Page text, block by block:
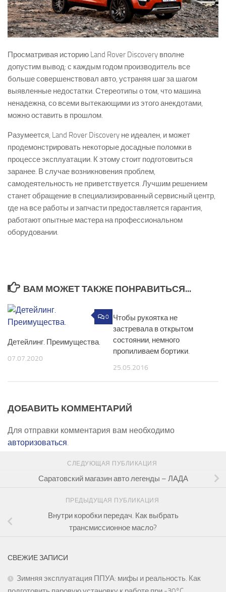
Просматривая историю Land Rover Discovery вполне
допустим вывод: с каждым годом производитель все
больше совершенствовал авто, устраняя шаг за шагом
выявленные недостатки. Стереотипы о том, что машина
ненадежна, со всеми вытекающими из этого анекдотами,
можно оставить в прошлом.
Разумеется, Land Rover Discovery не идеален, и может
продемонстрировать некоторые досадные поломки в
процессе эксплуатации. К этому стоит подготовиться
заранее. В случае возникновения проблем,
самодеятельность не приветствуется. Лучшим решением
станет обращение в специализированный сервисный центр,
где на все работы и запчасти предоставляется гарантия,
работают опытные мастера на профессиональном
оборудовании.
ВАМ МОЖЕТ ТАКЖЕ ПОНРАВИТЬСЯ...
0
Детейлинг. Преимущества.
07.07.2020
Чтобы рукоятка не
застревала в открытом
состоянии, немного
пропиливаем бортики.
25.05.2016
ДОБАВИТЬ КОММЕНТАРИЙ
Для отправки комментария вам необходимо
авторизоваться.
СЛЕДУЮЩАЯ ПУБЛИКАЦИЯ
Саратовский магазин авто легенды – ЛАДА
ПРЕДЫДУЩАЯ ПУБЛИКАЦИЯ
Внутри коробки передач. Как выбрать
трансмиссионное масло?
СВЕЖИЕ ЗАПИСИ
Зимняя эксплуатация ППУА: мифы и реальность. Как